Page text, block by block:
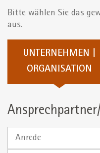
Bitte wählen Sie das
aus.
UNTERNEHMEN |
ORGANISATION
Anrede